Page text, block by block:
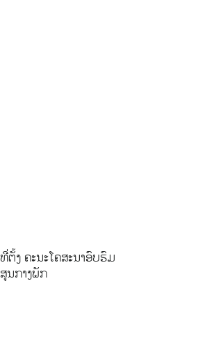
ທີ່ຕັ້ງ ຄະນະໂຄສະນາອົບຮົມ
ສູນກາງພັກ